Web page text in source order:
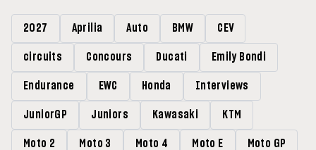
2027 Aprilia Auto BMW CEV
circuits Concours Ducati Emily Bondi
Endurance EWC Honda Interviews
JuniorGP Juniors Kawasaki KTM
Moto 2 Moto 3 Moto 4 Moto E Moto GP